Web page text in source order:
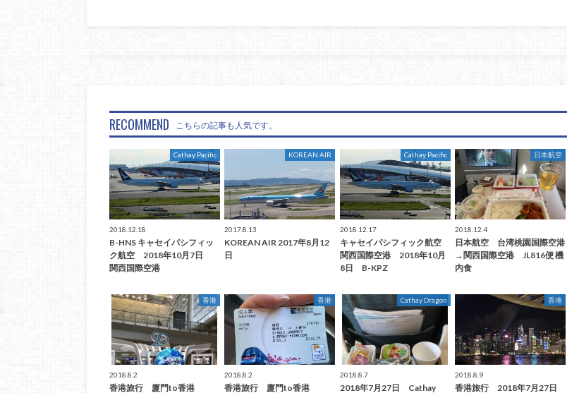
RECOMMEND こちらの記事も人気です。
Cathay Pacific
2018.12.18
B-HNS キャセイパシフィッ
ク航空 2018年10月7日
関西国際空港
KOREAN AIR
2017.8.13
KOREAN AIR 2017年8月12
日
Cathay Pacific
2018.12.17
キャセイパシフィック航空
関西国際空港 2018年10月
8日 B-KPZ
日本航空
2018.12.4
日本航空 台湾桃園国際空港
→関西国際空港 JL816便 機
内食
香港
2018.8.2
香港旅行 廈門to香港
香港
2018.8.2
香港旅行 廈門to香港
Cathay Dragon
2018.8.7
2018年7月27日 Cathay
香港
2018.8.9
香港旅行 2018年7月27日